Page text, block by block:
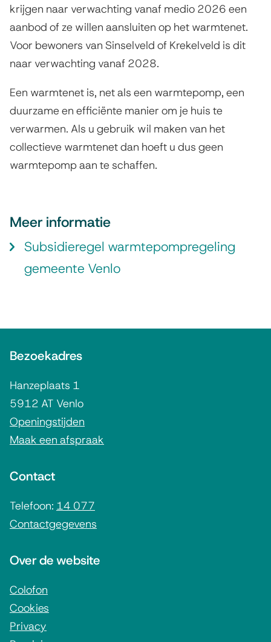
)
krijgen naar verwachting vanaf medio 2026 een
aanbod of ze willen aansluiten op het warmtenet.
Voor bewoners van Sinselveld of Krekelveld is dit
naar verwachting vanaf 2028.
Een warmtenet is, net als een warmtepomp, een
duurzame en efficiënte manier om je huis te
verwarmen. Als u gebruik wil maken van het
collectieve warmtenet dan hoeft u dus geen
warmtepomp aan te schaffen.
Meer informatie
Subsidieregel warmtepompregeling
gemeente Venlo
m
m
Bezoekadres
Hanzeplaats 1
5912 AT Venlo
Openingstijden
Maak een afspraak
Contact
Telefoon: 14 077
Contactgegevens
Over de website
Colofon
Cookies
Privacy